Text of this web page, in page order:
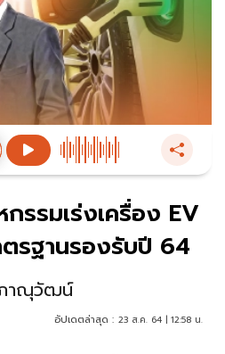
รรมเร่งเครื่อง EV
รฐานรองรับปี 64
าณุวัฒน์
อัปเดตล่าสุด : 23 ส.ค. 64 | 12:58 น.